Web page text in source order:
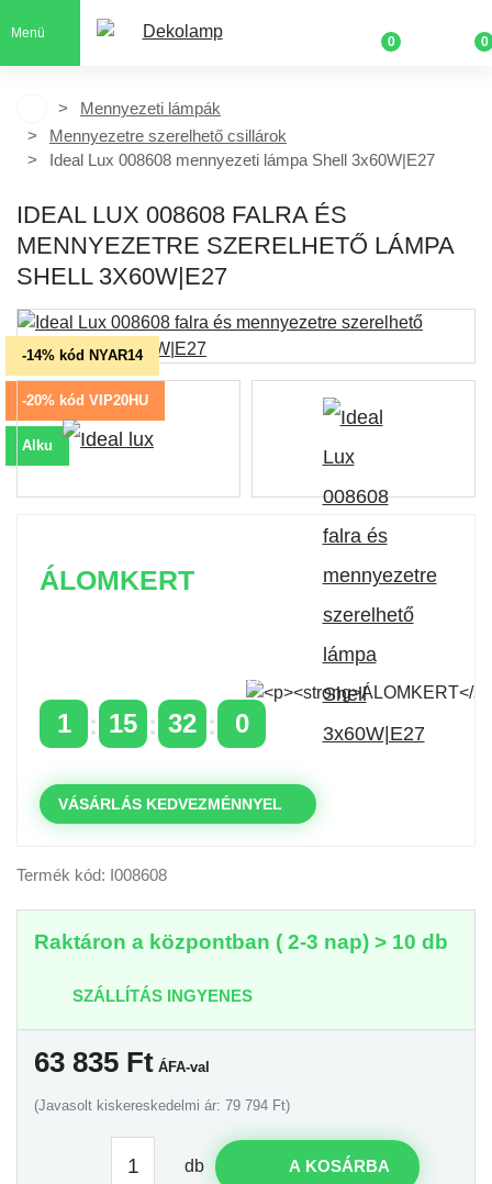
Menü
0 0
Mennyezeti lámpák
Mennyezetre szerelhető csillárok
Ideal Lux 008608 mennyezeti lámpa Shell 3x60W|E27
IDEAL LUX 008608 FALRA ÉS
MENNYEZETRE SZERELHETŐ LÁMPA
SHELL 3X60W|E27
-14% kód NYAR14
-20% kód VIP20HU
Alku
ÁLOMKERT
a következő kóddal: VIP20HU
1 15 32 0
VÁSÁRLÁS KEDVEZMÉNNYEL
Termék kód: I008608
Raktáron a központban ( 2-3 nap) > 10 db
SZÁLLÍTÁS INGYENES
63 835 Ft ÁFA-val
(Javasolt kiskereskedelmi ár: 79 794 Ft)
db A KOSÁRBA